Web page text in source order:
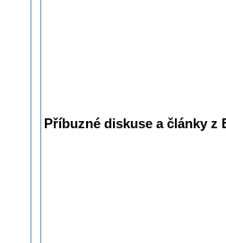
Příbuzné diskuse a články z